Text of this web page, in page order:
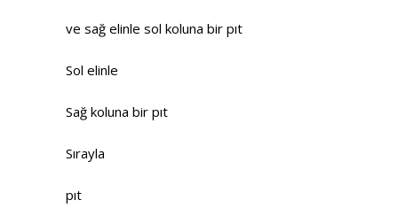
ve sağ elinle sol koluna bir pıt
Sol elinle
Sağ koluna bir pıt
Sırayla
pıt